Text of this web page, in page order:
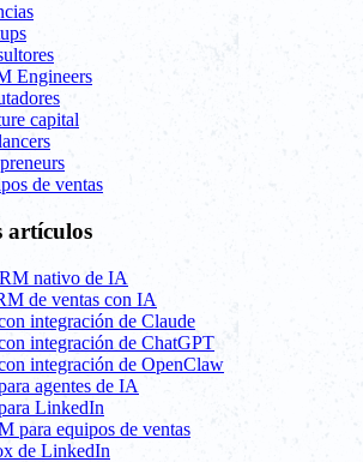
Engineers
capital
de ventas
artículos
nativo de IA
de ventas con IA
integración de Claude
integración de ChatGPT
integración de OpenClaw
agentes de IA
LinkedIn
para equipos de ventas
de LinkedIn